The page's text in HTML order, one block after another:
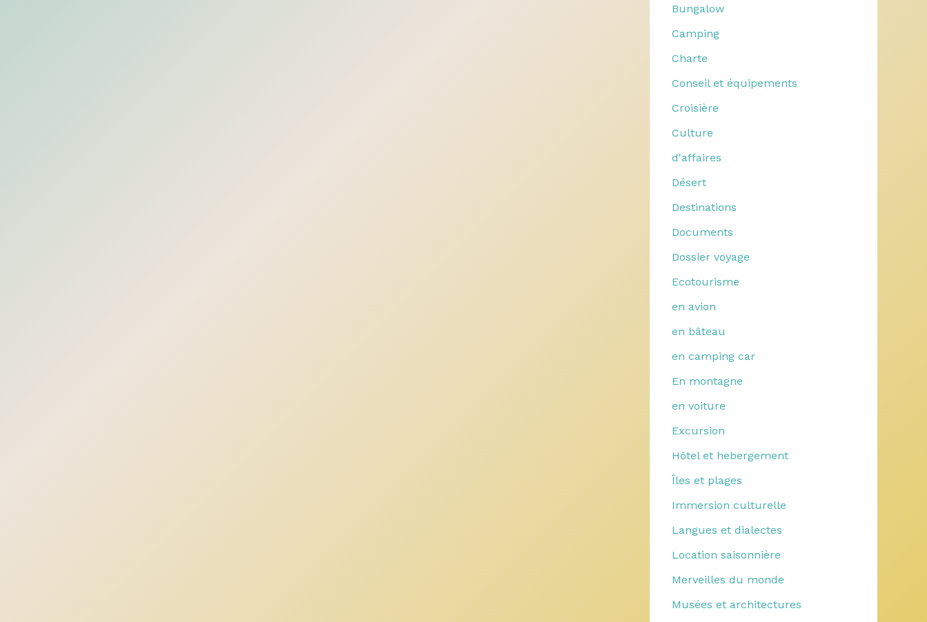
Bungalow
Camping
Charte
Conseil et équipements
Croisière
Culture
d'affaires
Désert
Destinations
Documents
Dossier voyage
Ecotourisme
en avion
en bâteau
en camping car
En montagne
en voiture
Excursion
Hôtel et hebergement
Îles et plages
Immersion culturelle
Langues et dialectes
Location saisonnière
Merveilles du monde
Musées et architectures